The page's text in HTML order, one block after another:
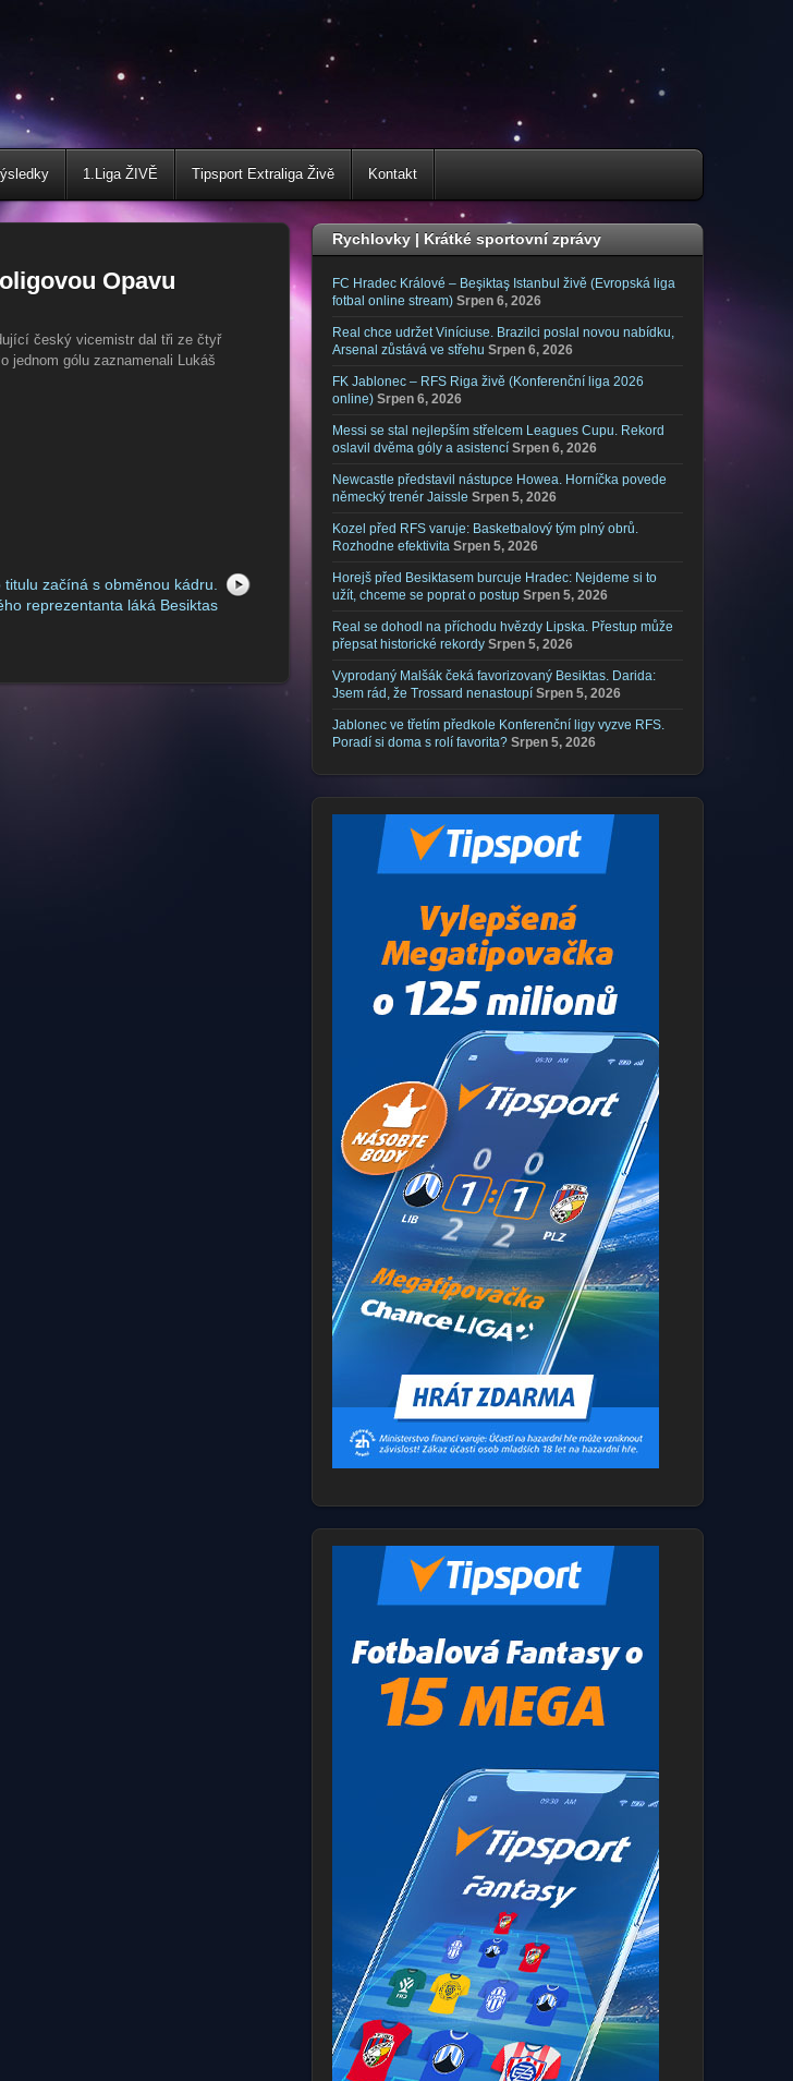
1.Liga ŽIVĚ Tipsport Extraliga Živě Kontakt
Opavu
český vicemistr dal tři ze čtyř
jednom gólu zaznamenali Lukáš
titulu začíná s obměnou kádru.
reprezentanta láká Besiktas
Rychlovky | Krátké sportovní zprávy
FC Hradec Králové – Beşiktaş Istanbul živě (Evropská liga
fotbal online stream) Srpen 6, 2026
Real chce udržet Viníciuse. Brazilci poslal novou nabídku,
Arsenal zůstává ve střehu Srpen 6, 2026
FK Jablonec – RFS Riga živě (Konferenční liga 2026
online) Srpen 6, 2026
Messi se stal nejlepším střelcem Leagues Cupu. Rekord
oslavil dvěma góly a asistencí Srpen 6, 2026
Newcastle představil nástupce Howea. Horníčka povede
německý trenér Jaissle Srpen 5, 2026
Kozel před RFS varuje: Basketbalový tým plný obrů.
Rozhodne efektivita Srpen 5, 2026
Horejš před Besiktasem burcuje Hradec: Nejdeme si to
užít, chceme se poprat o postup Srpen 5, 2026
Real se dohodl na příchodu hvězdy Lipska. Přestup může
přepsat historické rekordy Srpen 5, 2026
Vyprodaný Malšák čeká favorizovaný Besiktas. Darida:
Jsem rád, že Trossard nenastoupí Srpen 5, 2026
Jablonec ve třetím předkole Konferenční ligy vyzve RFS.
Poradí si doma s rolí favorita? Srpen 5, 2026